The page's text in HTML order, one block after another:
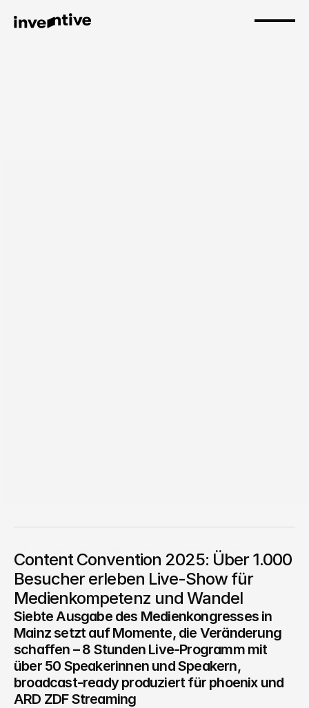
7. Content Convention
Content Convention 2025: Über 1.000 Besucher erleben
Live-Show für Medienkompetenz und Wandel
Content Convention 2025: Über 1.000
Besucher erleben Live-Show für
Medienkompetenz und Wandel
Siebte Ausgabe des Medienkongresses in
Mainz setzt auf Momente, die Veränderung
schaffen – 8 Stunden Live-Programm mit
über 50 Speakerinnen und Speakern,
broadcast-ready produziert für phoenix und
ARD ZDF Streaming